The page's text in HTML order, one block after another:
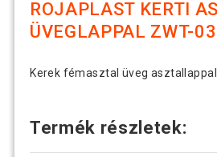
ROJAPLAST KERTI
ÜVEGLAPPAL ZWT-
Kerek fémasztal üveg
Termék részletek: